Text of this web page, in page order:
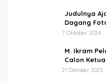
Judulnya
Dagang
Paslon
7 Oktober 2024
M. Ikram
Calon
XXXII
21 Oktober 2023